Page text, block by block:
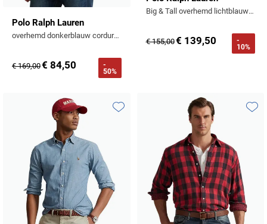
Polo Ralph Lauren
overhemd donkerblauw corduroy Big & Tall
€ 169,00€ 84,50
-
50%
Big & Tall overhemd lichtblauw effen katoen
€ 155,00€ 139,50
-
10%
Toevoegen aan favorieten